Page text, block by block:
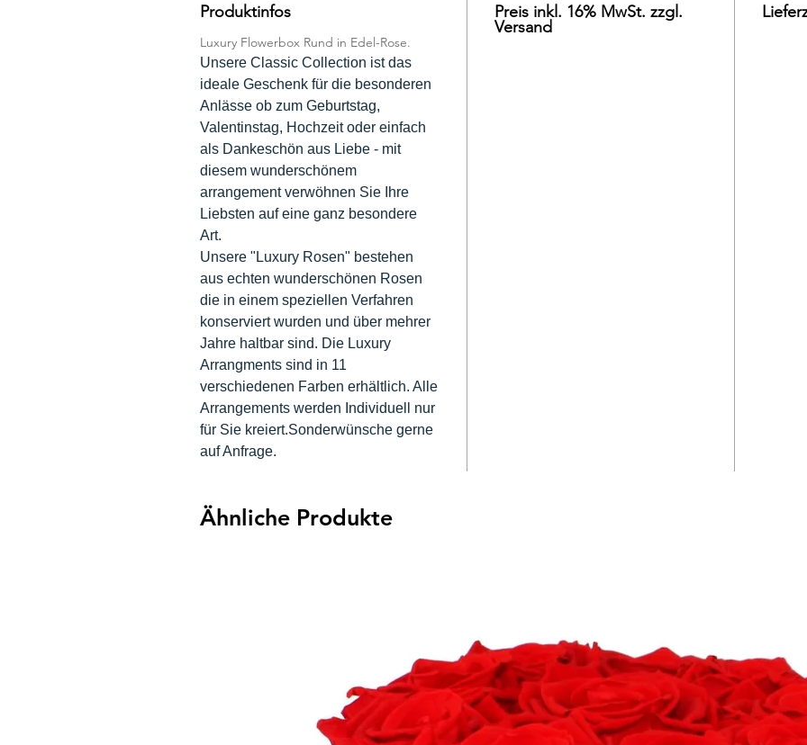
Produktinfos
Luxury Flowerbox Rund in Edel-Rose.
Unsere Classic Collection ist das
ideale Geschenk für die besonderen
Anlässe ob zum Geburtstag,
Valentinstag, Hochzeit oder einfach
als Dankeschön aus Liebe - mit
diesem wunderschönem
arrangement verwöhnen Sie Ihre
Liebsten auf eine ganz besondere
Art.
Unsere "Luxury Rosen" bestehen
aus echten wunderschönen Rosen
die in einem speziellen Verfahren
konserviert wurden und über mehrer
Jahre haltbar sind. Die Luxury
Arrangments sind in 11
verschiedenen Farben erhältlich. Alle
Arrangements werden Individuell nur
für Sie kreiert.Sonderwünsche gerne
auf Anfrage.
Preis inkl. 16% MwSt. zzgl.
Versand
Ähnliche Produkte